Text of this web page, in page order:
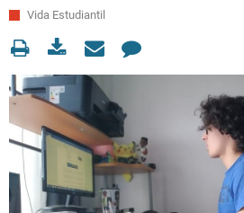
Vida Estudiantil